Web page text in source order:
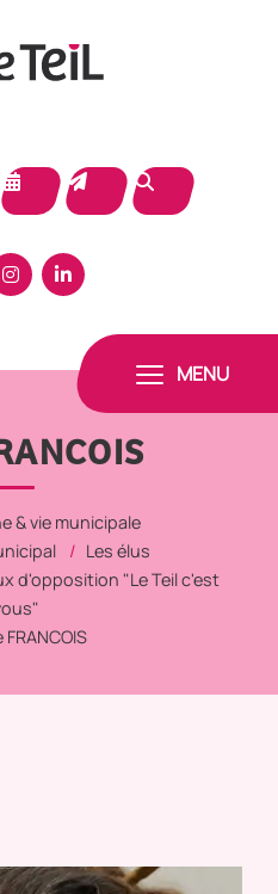
MENU
& vie municipale
Les élus
d'opposition "Le Teil c'est